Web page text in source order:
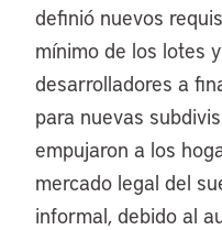
definió nuevos
mínimo de los lotes
desarrolladores a
para nuevas
empujaron a los
mercado legal del
informal, debido al